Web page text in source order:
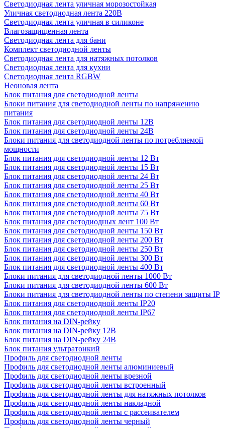
Светодиодная лента уличная морозостойкая
Уличная светодиодная лента 220В
Светодиодная лента уличная в силиконе
Влагозащищенная лента
Светодиодная лента для бани
Комплект светодиодной ленты
Светодиодная лента для натяжных потолков
Светодиодная лента для кухни
Светодиодная лента RGBW
Неоновая лента
Блок питания для светодиодной ленты
Блоки питания для светодиодной ленты по напряжению
питания
Блок питания для светодиодной ленты 12В
Блок питания для светодиодной ленты 24В
Блоки питания для светодиодной ленты по потребляемой
мощности
Блок питания для светодиодной ленты 12 Вт
Блок питания для светодиодной ленты 15 Вт
Блок питания для светодиодной ленты 24 Вт
Блок питания для светодиодной ленты 25 Вт
Блок питания для светодиодной ленты 40 Вт
Блок питания для светодиодной ленты 60 Вт
Блок питания для светодиодной ленты 75 Вт
Блок питания для светодиодных лент 100 Вт
Блок питания для светодиодной ленты 150 Вт
Блок питания для светодиодной ленты 200 Вт
Блок питания для светодиодной ленты 250 Вт
Блок питания для светодиодной ленты 300 Вт
Блок питания для светодиодной ленты 400 Вт
Блоки питания для светодиодной ленты 1000 Вт
Блоки питания для светодиодной ленты 600 Вт
Блоки питания для светодиодной ленты по степени защиты IP
Блок питания для светодиодной ленты IP20
Блок питания для светодиодной ленты IP67
Блок питания на DIN-рейку
Блок питания на DIN-рейку 12В
Блок питания на DIN-рейку 24В
Блок питания ультратонкий
Профиль для светодиодной ленты
Профиль для светодиодной ленты алюминиевый
Профиль для светодиодной ленты врезной
Профиль для светодиодной ленты встроенный
Профиль для светодиодной ленты для натяжных потолков
Профиль для светодиодной ленты накладной
Профиль для светодиодной ленты с рассеивателем
Профиль для светодиодной ленты черный